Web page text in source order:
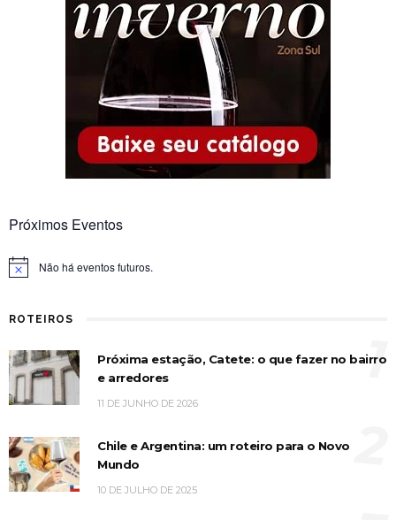
Próximos Eventos
Notice Não há eventos futuros.
ROTEIROS
Próxima estação, Catete: o que fazer no bairro
e arredores
11 DE JUNHO DE 2026
1
Chile e Argentina: um roteiro para o Novo
Mundo
10 DE JULHO DE 2025